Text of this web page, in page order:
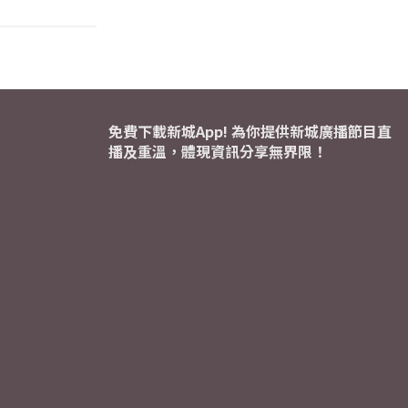
免費下載新城App! 為你提供新城廣播節目直
播及重溫，體現資訊分享無界限！